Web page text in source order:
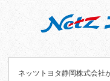
ネッツトヨタ静岡株式会社